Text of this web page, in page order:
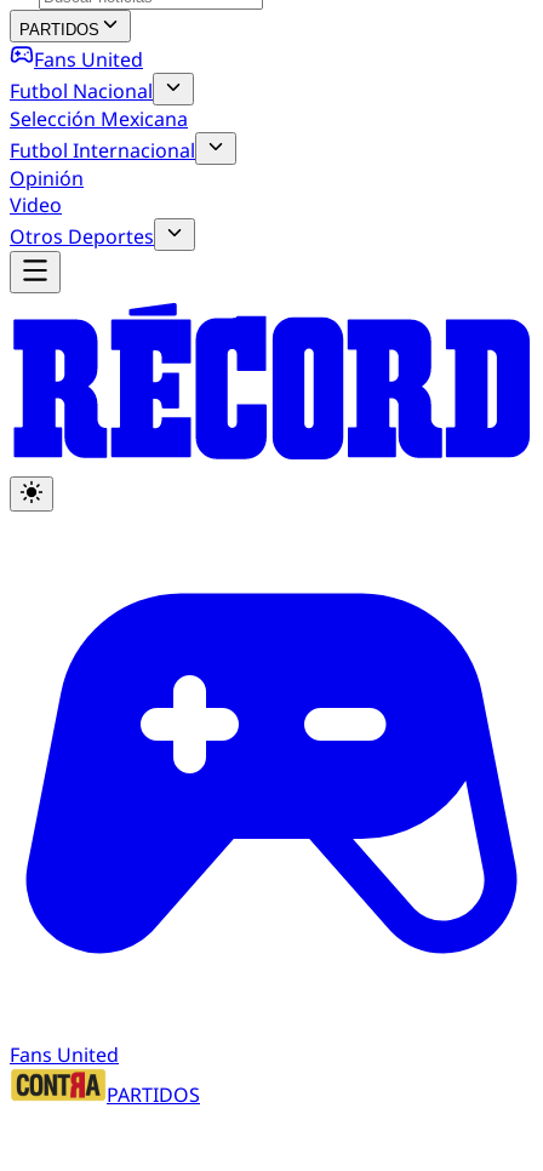
PARTIDOS
Fans United
Futbol Nacional
Selección Mexicana
Futbol Internacional
Opinión
Video
Otros Deportes
Fans United
PARTIDOS